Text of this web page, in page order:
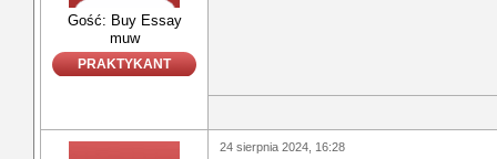
Gość: Buy Essay
muw
PRAKTYKANT
24 sierpnia 2024, 16:28